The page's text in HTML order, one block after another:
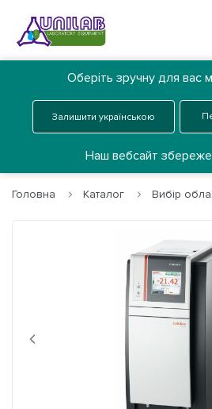
Каталог
Про нас
Партнери
Головна Каталог Вибір
Previous
Оберіть зручну для вас
Залишити українською
Наш вебсайт збереже